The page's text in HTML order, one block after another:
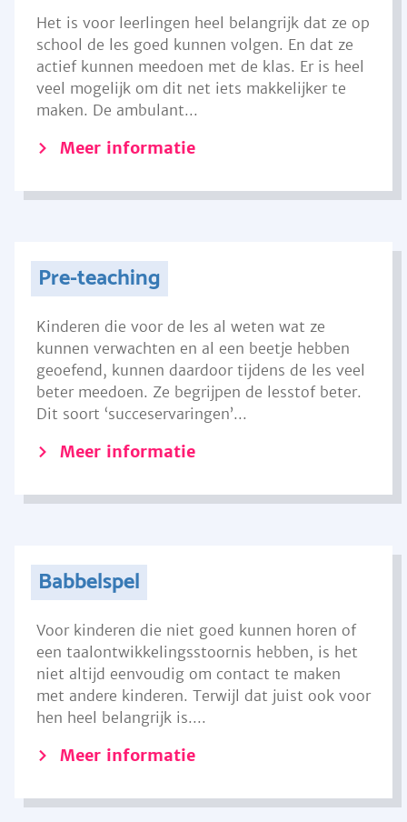
Het is voor leerlingen heel belangrijk dat ze op
school de les goed kunnen volgen. En dat ze
actief kunnen meedoen met de klas. Er is heel
veel mogelijk om dit net iets makkelijker te
maken. De ambulant...
Meer informatie
Pre-teaching
Kinderen die voor de les al weten wat ze
kunnen verwachten en al een beetje hebben
geoefend, kunnen daardoor tijdens de les veel
beter meedoen. Ze begrijpen de lesstof beter.
Dit soort ‘succeservaringen’...
Meer informatie
Babbelspel
Voor kinderen die niet goed kunnen horen of
een taalontwikkelingsstoornis hebben, is het
niet altijd eenvoudig om contact te maken
met andere kinderen. Terwijl dat juist ook voor
hen heel belangrijk is....
Meer informatie